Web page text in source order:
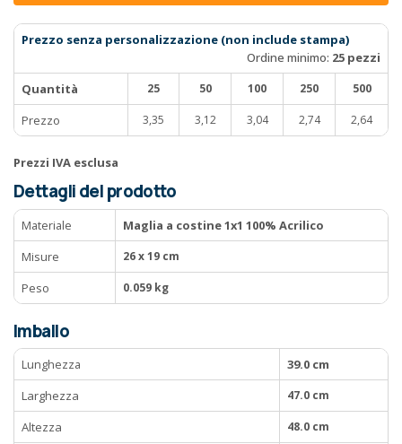
Prezzo senza personalizzazione (non include stampa)
Ordine minimo: 25 pezzi
Quantità
25 50 100 250 500
Prezzo 3,35 3,12 3,04 2,74 2,64
Prezzi IVA esclusa
Dettagli del prodotto
Materiale
Maglia a costine 1x1 100% Acrilico
Misure
26 x 19 cm
Peso 0.059 kg
Imballo
Lunghezza
39.0 cm
Larghezza
47.0 cm
Altezza 48.0 cm